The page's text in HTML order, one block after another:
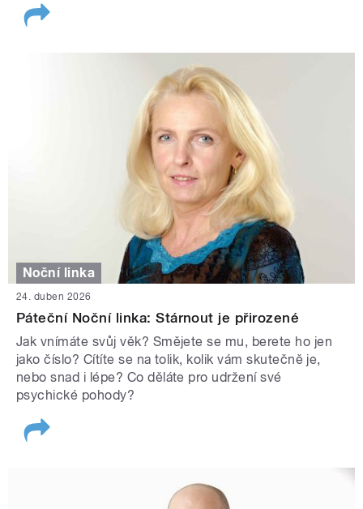
Noční linka
24. duben 2026
Páteční Noční linka: Stárnout je přirozené
Jak vnímáte svůj věk? Smějete se mu, berete ho jen
jako číslo? Cítíte se na tolik, kolik vám skutečně je,
nebo snad i lépe? Co děláte pro udržení své
psychické pohody?